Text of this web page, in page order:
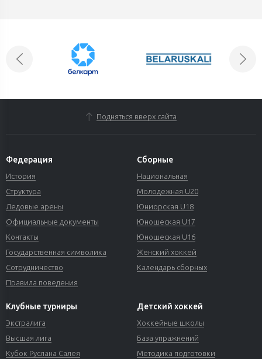
Подняться вверх сайта
Федерация
История
Структура
Ледовые арены
Официальные документы
Контакты
Государственная символика
Сотрудничество
Правила поведения
Сборные
Национальная
Молодежная U20
Юниорская U18
Юношеская U17
Юношеская U16
Женский хоккей
Календарь сборных
Клубные турниры
Экстралига
Высшая лига
Кубок Руслана Салея
Детский хоккей
Хоккейные школы
База упражнений
Методика подготовки